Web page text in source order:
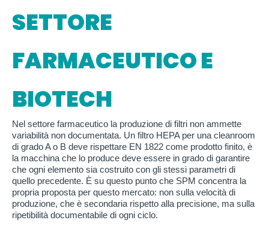
SETTORE
FARMACEUTICO E
BIOTECH
Nel settore farmaceutico la produzione di filtri non ammette
variabilità non documentata. Un filtro HEPA per una cleanroom
di grado A o B deve rispettare EN 1822 come prodotto finito, è
la macchina che lo produce deve essere in grado di garantire
che ogni elemento sia costruito con gli stessi parametri di
quello precedente. È su questo punto che SPM concentra la
propria proposta per questo mercato: non sulla velocità di
produzione, che è secondaria rispetto alla precisione, ma sulla
ripetibilità documentabile di ogni ciclo.